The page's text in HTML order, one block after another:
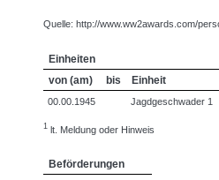
Quelle: http://www.ww2awards.com/
Einheiten
von (am)
bis Einheit
00.00.1945 Jagdgeschwader 1
1 lt. Meldung oder Hinweis
Beförderungen